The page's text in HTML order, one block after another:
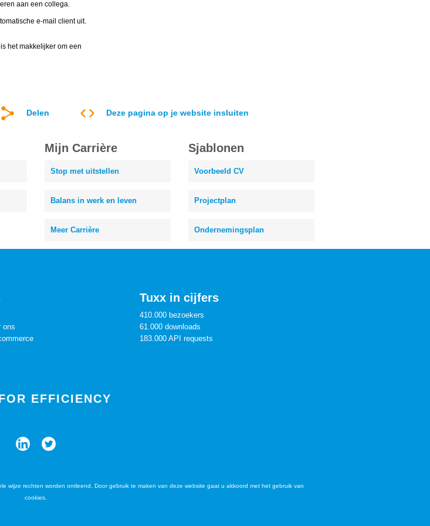
aan een collega.
e-mail client uit.
het makkelijker om een
Delen Deze pagina op je website insluiten
Mijn Carrière
Stop met uitstellen
Balans in werk en leven
Meer Carrière
Sjablonen
Voorbeeld CV
Projectplan
Ondernemingsplan
ons
Tuxx in cijfers
410.000 bezoekers
61.000 downloads
183.000 API requests
EFFICIENCY
wijze rechten worden ontleend. Door gebruik te maken van deze website gaat u akkoord met het gebruik van
cookies.